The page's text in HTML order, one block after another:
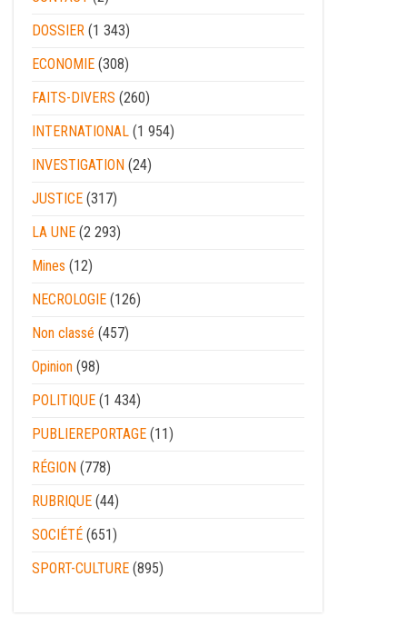
DOSSIER (1 343)
ECONOMIE (308)
FAITS-DIVERS (260)
INTERNATIONAL (1 954)
INVESTIGATION (24)
JUSTICE (317)
LA UNE (2 293)
Mines (12)
NECROLOGIE (126)
Non classé (457)
Opinion (98)
POLITIQUE (1 434)
PUBLIEREPORTAGE (11)
RÉGION (778)
RUBRIQUE (44)
SOCIÉTÉ (651)
SPORT-CULTURE (895)